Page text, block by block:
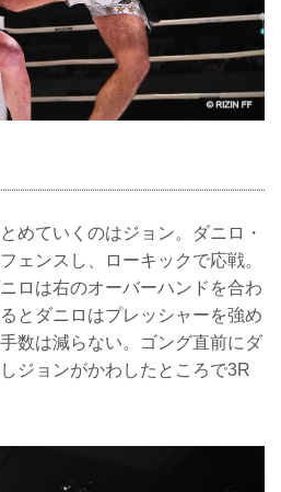
めていくのはジョン。ダニロ・
ェンスし、ローキックで応戦。
ロは右のオーバーハンドを合わ
とダニロはプレッシャーを強め
数は減らない。ゴング直前にダ
ジョンがかわしたところで3R